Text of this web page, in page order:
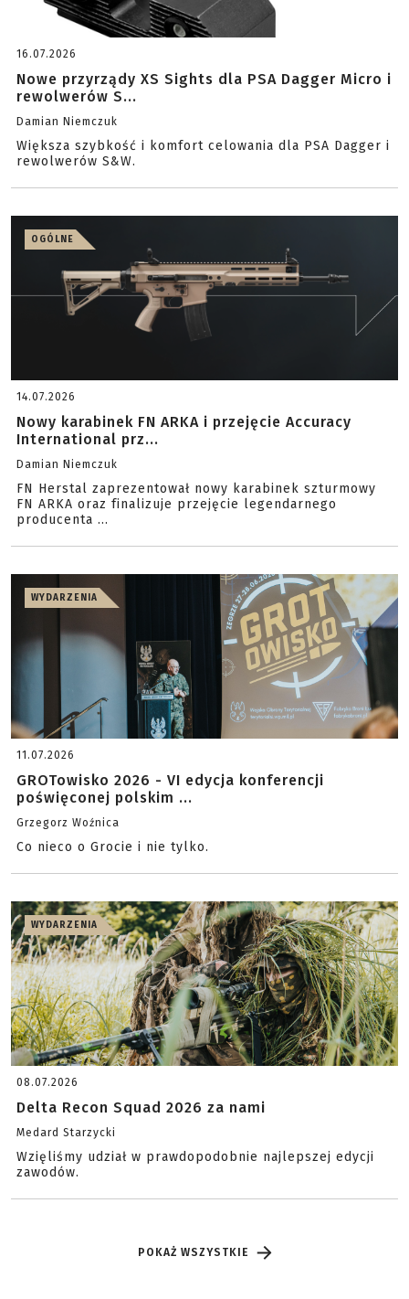
16.07.2026
Nowe przyrządy XS Sights dla PSA Dagger Micro i
rewolwerów S...
Damian Niemczuk
Większa szybkość i komfort celowania dla PSA Dagger i
rewolwerów S&W.
OGÓLNE
14.07.2026
Nowy karabinek FN ARKA i przejęcie Accuracy
International prz...
Damian Niemczuk
FN Herstal zaprezentował nowy karabinek szturmowy
FN ARKA oraz finalizuje przejęcie legendarnego
producenta ...
WYDARZENIA
11.07.2026
GROTowisko 2026 - VI edycja konferencji
poświęconej polskim ...
Grzegorz Woźnica
Co nieco o Grocie i nie tylko.
WYDARZENIA
08.07.2026
Delta Recon Squad 2026 za nami
Medard Starzycki
Wzięliśmy udział w prawdopodobnie najlepszej edycji
zawodów.
POKAŻ WSZYSTKIE